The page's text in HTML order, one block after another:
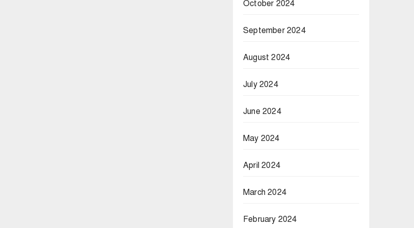
October 2024
September 2024
August 2024
July 2024
June 2024
May 2024
April 2024
March 2024
February 2024